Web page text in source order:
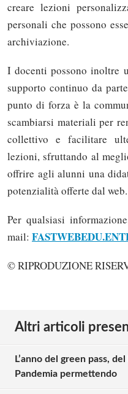
creare lezioni
personali che possono
archiviazione.
I docenti possono inoltre
supporto continuo da
punto di forza è la
scambiarsi materiali per
collettivo e facilitare
lezioni, sfruttando al
offrire agli alunni una
potenzialità offerte dal web.
Per qualsiasi
mail:
© RIPRODUZIONE
Altri articoli
L’anno del green pass,
Pandemia permettendo